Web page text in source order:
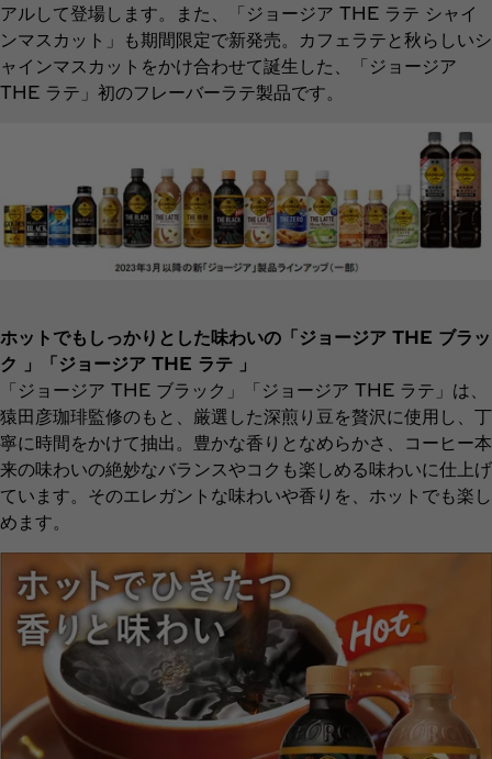
アルして登場します。また、「ジョージア THE ラテ シャイ
ンマスカット」も期間限定で新発売。カフェラテと秋らしいシ
ャインマスカットをかけ合わせて誕生した、「ジョージア
THE ラテ」初のフレーバーラテ製品です。
ホットでもしっかりとした味わいの「ジョージア THE ブラッ
ク 」「ジョージア THE ラテ 」
「ジョージア THE ブラック」「ジョージア THE ラテ」は、
猿田彦珈琲監修のもと、厳選した深煎り豆を贅沢に使用し、丁
寧に時間をかけて抽出。豊かな香りとなめらかさ、コーヒー本
来の味わいの絶妙なバランスやコクも楽しめる味わいに仕上げ
ています。そのエレガントな味わいや香りを、ホットでも楽し
めます。